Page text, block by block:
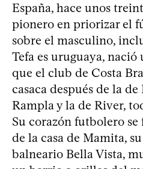
España, hace unos
pionero en priorizar el
sobre el masculino,
Tefa es uruguaya, nació
que el club de Costa
casaca después de la
Rampla y la de River,
Su corazón futbolero
de la casa de Mamita,
balneario Bella Vista,